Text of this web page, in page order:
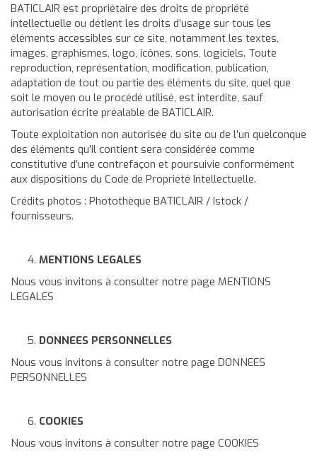
BATICLAIR est propriétaire des droits de propriété
intellectuelle ou détient les droits d’usage sur tous les
éléments accessibles sur ce site, notamment les textes,
images, graphismes, logo, icônes, sons, logiciels. Toute
reproduction, représentation, modification, publication,
adaptation de tout ou partie des éléments du site, quel que
soit le moyen ou le procédé utilisé, est interdite, sauf
autorisation écrite préalable de BATICLAIR.
Toute exploitation non autorisée du site ou de l’un quelconque
des éléments qu’il contient sera considérée comme
constitutive d’une contrefaçon et poursuivie conformément
aux dispositions du Code de Propriété Intellectuelle.
Crédits photos : Photothèque BATICLAIR / Istock /
fournisseurs.
MENTIONS LEGALES
Nous vous invitons à consulter notre page MENTIONS
LEGALES
DONNEES PERSONNELLES
Nous vous invitons à consulter notre page DONNEES
PERSONNELLES
COOKIES
Nous vous invitons à consulter notre page COOKIES